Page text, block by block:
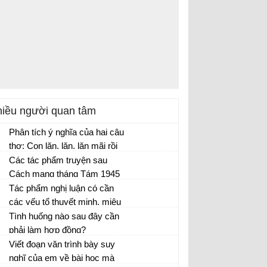
người quan tâm
Phân tích ý nghĩa của hai câu
thơ: Con lăn, lăn, lăn mãi rồi
sẽ cười vang vỡ tan vào lòng
mẹ. Và không ai trên thế gian
này biết mẹ con ta ở chốn
nào.
Các tác phẩm truyện sau
Cách mạng tháng Tám 1945
trong bảng thống kê trên đã
phản ánh được những nét gì
về đất nước và con người Việt
Nam ở giai đoạn đó?
Tác phẩm nghị luận có cần
các yếu tố thuyết minh, miêu
tả, tự sự không? Cần ở mức
độ nào, vì sao?
Tình huống nào sau đây cần
phải làm hợp đồng?
Viết đoạn văn trình bày suy
nghĩ của em về bài học mà